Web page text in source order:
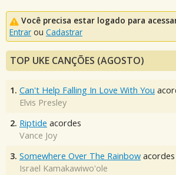
Você precisa estar logado para
Entrar ou Cadastrar
TOP UKE CANÇÕES (AGOSTO)
1. Can't Help Falling In Love With You
Elvis Presley
2. Riptide acordes
Vance Joy
3. Somewhere Over The Rainbow acordes
Israel Kamakawiwo'ole